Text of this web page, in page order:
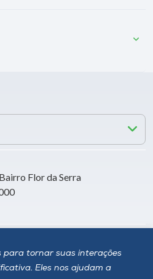
para tornar suas interações
Eles nos ajudam a
Flor da Serra